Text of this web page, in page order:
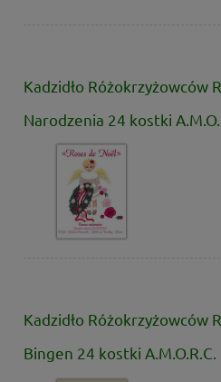
Kadzidło Różokrzyżowców
Narodzenia 24 kostki
Kadzidło Różokrzyżowców
Bingen 24 kostki A.M.O.R.C.